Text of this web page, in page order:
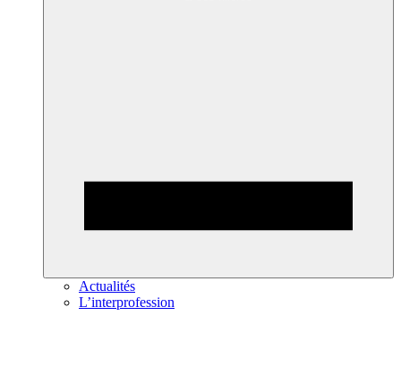
Actualités
L’interprofession